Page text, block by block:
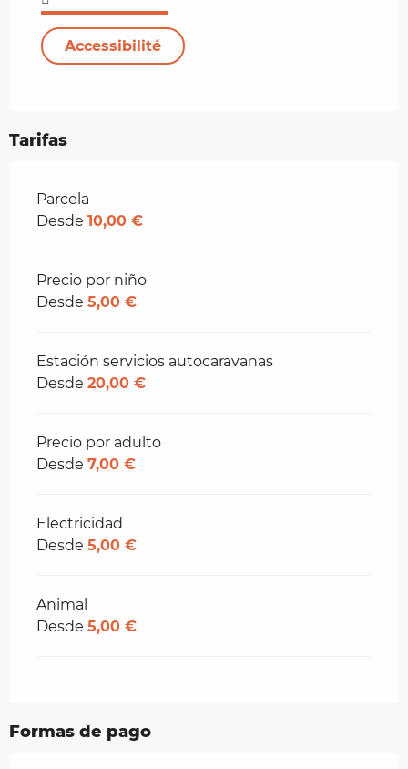
Accessibilité
Tarifas
Tarifas 2026
Parcela
Desde 10,00 €
Precio por niño
Desde 5,00 €
Estación servicios autocaravanas
Desde 20,00 €
Precio por adulto
Desde 7,00 €
Electricidad
Desde 5,00 €
Animal
Desde 5,00 €
Formas de pago